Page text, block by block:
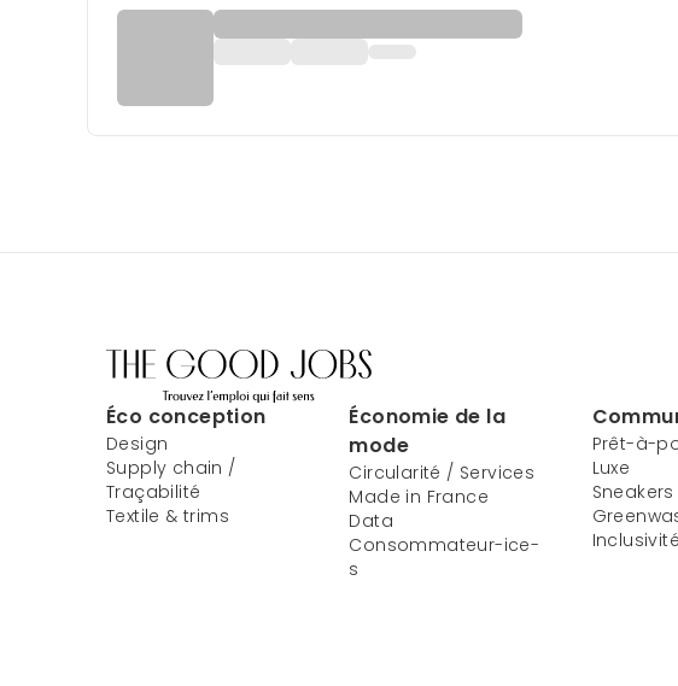
Éco conception
Design
Supply chain /
Traçabilité
Textile & trims
Économie de la
mode
Circularité / Services
Made in France
Data
Consommateur-ice-
s
Prêt-à-
Luxe
Sneakers
Inclusivité